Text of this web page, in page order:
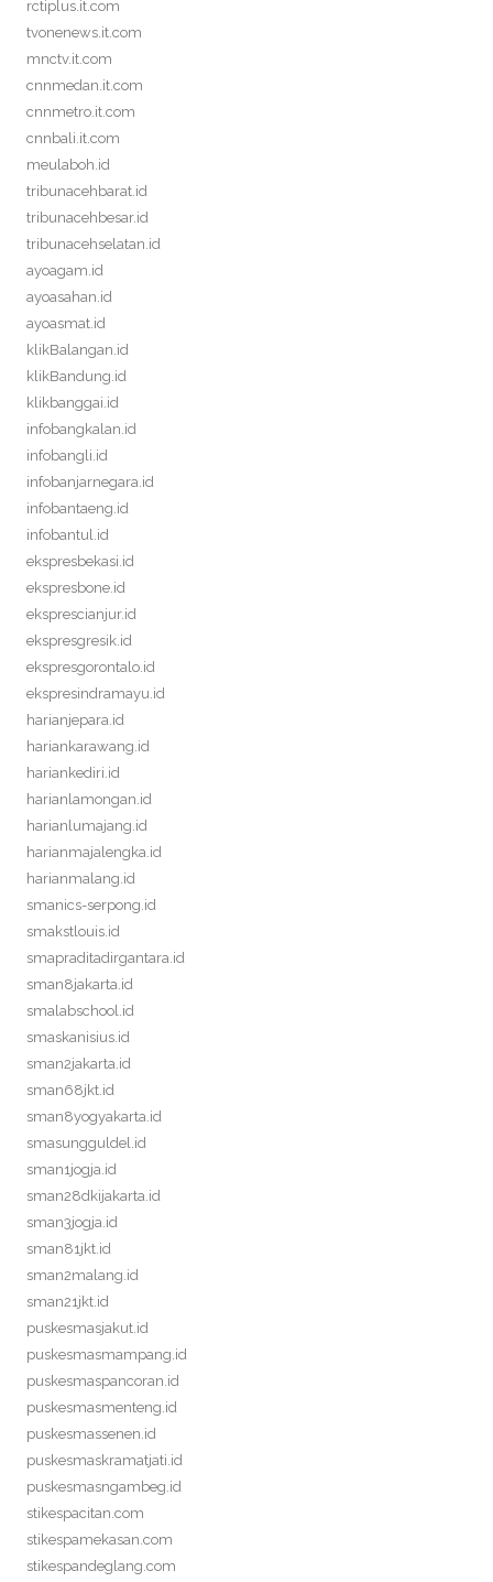
rctiplus.it.com
tvonenews.it.com
mnctv.it.com
cnnmedan.it.com
cnnmetro.it.com
cnnbali.it.com
meulaboh.id
tribunacehbarat.id
tribunacehbesar.id
tribunacehselatan.id
ayoagam.id
ayoasahan.id
ayoasmat.id
klikBalangan.id
klikBandung.id
klikbanggai.id
infobangkalan.id
infobangli.id
infobanjarnegara.id
infobantaeng.id
infobantul.id
ekspresbekasi.id
ekspresbone.id
eksprescianjur.id
ekspresgresik.id
ekspresgorontalo.id
ekspresindramayu.id
harianjepara.id
hariankarawang.id
hariankediri.id
harianlamongan.id
harianlumajang.id
harianmajalengka.id
harianmalang.id
smanics-serpong.id
smakstlouis.id
smapraditadirgantara.id
sman8jakarta.id
smalabschool.id
smaskanisius.id
sman2jakarta.id
sman68jkt.id
sman8yogyakarta.id
smasungguldel.id
sman1jogja.id
sman28dkijakarta.id
sman3jogja.id
sman81jkt.id
sman2malang.id
sman21jkt.id
puskesmasjakut.id
puskesmasmampang.id
puskesmaspancoran.id
puskesmasmenteng.id
puskesmassenen.id
puskesmaskramatjati.id
puskesmasngambeg.id
stikespacitan.com
stikespamekasan.com
stikespandeglang.com